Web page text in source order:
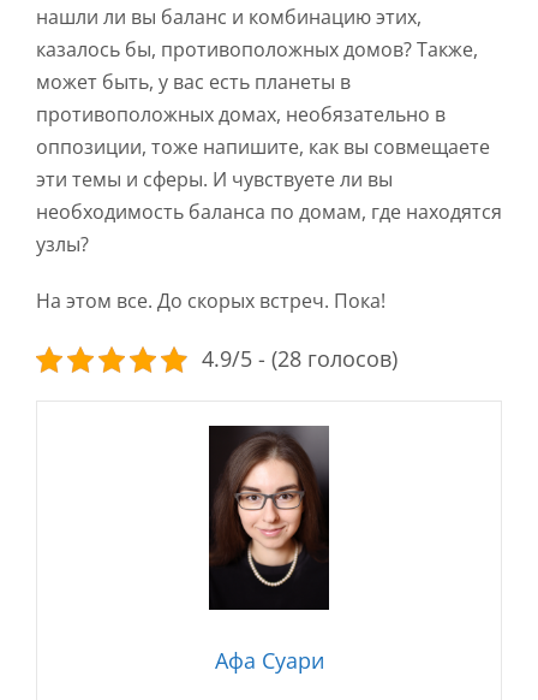
нашли ли вы баланс и комбинацию этих,
казалось бы, противоположных домов? Также,
может быть, у вас есть планеты в
противоположных домах, необязательно в
оппозиции, тоже напишите, как вы совмещаете
эти темы и сферы. И чувствуете ли вы
необходимость баланса по домам, где находятся
узлы?
На этом все. До скорых встреч. Пока!
4.9/5 - (28 голосов)
Афа Суари